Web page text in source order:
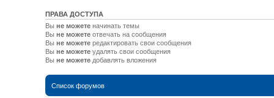
ПРАВА ДОСТУПА
Вы не можетеначинать темы
Вы не можетеотвечать на сообщения
Вы не можетередактировать свои сообщения
Вы не можетеудалять свои сообщения
Вы не можетедобавлять вложения
Список форумов